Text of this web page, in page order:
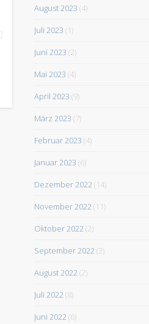
August 2023 (4)
Juli 2023 (1)
Juni 2023 (2)
Mai 2023 (4)
April 2023 (9)
März 2023 (7)
Februar 2023 (4)
Januar 2023 (6)
Dezember 2022 (14)
November 2022 (11)
Oktober 2022 (2)
September 2022 (3)
August 2022 (2)
Juli 2022 (8)
Juni 2022 (6)